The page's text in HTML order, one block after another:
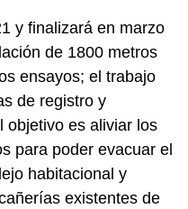
y finalizará en marzo
de 1800 metros
ensayos; el trabajo
de registro y
objetivo es aliviar los
para poder evacuar el
habitacional y
existentes de